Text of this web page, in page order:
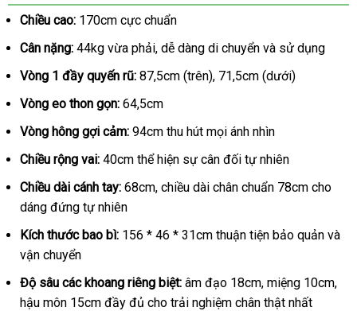
Chiều cao: 170cm cực chuẩn
Cân nặng: 44kg vừa phải, dễ dàng di chuyển và sử dụng
Vòng 1 đầy quyến rũ: 87,5cm (trên), 71,5cm (dưới)
Vòng eo thon gọn: 64,5cm
Vòng hông gợi cảm: 94cm thu hút mọi ánh nhìn
Chiều rộng vai: 40cm thể hiện sự cân đối tự nhiên
Chiều dài cánh tay: 68cm, chiều dài chân chuẩn 78cm cho
dáng đứng tự nhiên
Kích thước bao bì: 156 * 46 * 31cm thuận tiện bảo quản và
vận chuyển
Độ sâu các khoang riêng biệt: âm đạo 18cm, miệng 10cm,
hậu môn 15cm đầy đủ cho trải nghiệm chân thật nhất